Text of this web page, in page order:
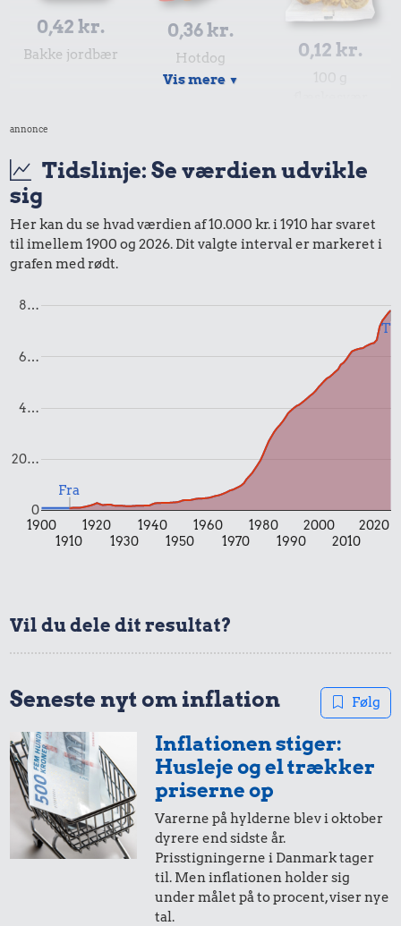
0,42 kr.
Bakke jordbær
0,36 kr.
Hotdog 0,12 kr.
0,58 kr. Banan
4,16 kr.
København
0,38 kr. 0,23 kr.
0,32 kr.
Rugbrød
0,23 kr. 0,78 kr.
1/2 kg kaffe
Vis mere ▼
annonce
Tidslinje: Se værdien udvikle
sig
Her kan du se hvad værdien af 10.000 kr. i 1910 har svaret
til imellem 1900 og 2026. Dit valgte interval er markeret i
grafen med rødt.
1900
1910
1920
1930
1940
1950
1960
1970
1980
1990
2000
2010
2020
0
20…
4…
6…
8…
Fra
Til
Vil du dele dit resultat?
Seneste nyt om inflation Følg
Inflationen stiger:
Husleje og el trækker
priserne op
Varerne på hylderne blev i oktober
dyrere end sidste år.
Prisstigningerne i Danmark tager
til. Men inflationen holder sig
under målet på to procent, viser nye
tal.